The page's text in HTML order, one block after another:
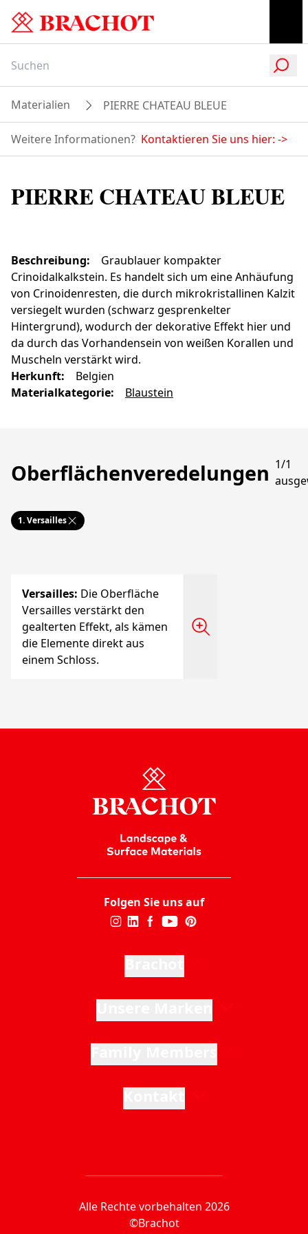
Materialien PIERRE CHATEAU BLEUE
Weitere Informationen? Kontaktieren Sie uns hier: ->
PIERRE CHATEAU BLEUE
Beschreibung:
Graublauer kompakter
Crinoidalkalkstein. Es handelt sich um eine Anhäufung
von Crinoidenresten, die durch mikrokristallinen Kalzit
versiegelt wurden (schwarz gesprenkelter
Hintergrund), wodurch der dekorative Effekt hier und
da durch das Vorhandensein von weißen Korallen und
Muscheln verstärkt wird.
Herkunft:
Belgien
Materialkategorie: Blaustein
Oberflächenveredelungen 1/1
1.Versailles
Versailles: Die Oberfläche
Versailles verstärkt den
gealterten Effekt, als kämen
die Elemente direkt aus
einem Schloss.
Folgen Sie uns auf
Alle Rechte vorbehalten 2026
©Brachot